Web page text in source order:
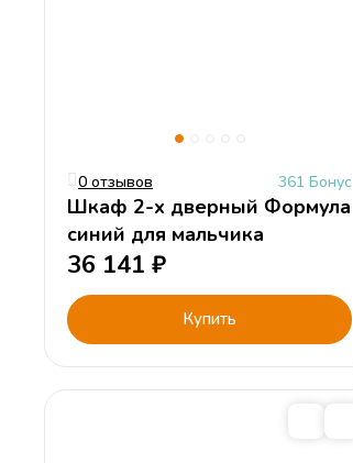
0 отзывов 361 Бонус
Шкаф 2-х дверный Формула
синий для мальчика
36 141 ₽
Купить